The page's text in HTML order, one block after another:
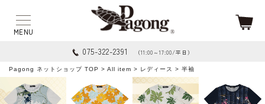
075-322-2391 （11:00～17:00/平日）
Pagong ネットショップ TOP > All item > レディース > 半袖